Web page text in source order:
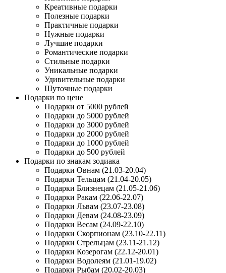
Креативные подарки
Полезные подарки
Практичные подарки
Нужные подарки
Лучшие подарки
Романтические подарки
Стильные подарки
Уникальные подарки
Удивительные подарки
Шуточные подарки
Подарки по цене
Подарки от 5000 рублей
Подарки до 5000 рублей
Подарки до 3000 рублей
Подарки до 2000 рублей
Подарки до 1000 рублей
Подарки до 500 рублей
Подарки по знакам зодиака
Подарки Овнам (21.03-20.04)
Подарки Тельцам (21.04-20.05)
Подарки Близнецам (21.05-21.06)
Подарки Ракам (22.06-22.07)
Подарки Львам (23.07-23.08)
Подарки Девам (24.08-23.09)
Подарки Весам (24.09-22.10)
Подарки Скорпионам (23.10-22.11)
Подарки Стрельцам (23.11-21.12)
Подарки Козерогам (22.12-20.01)
Подарки Водолеям (21.01-19.02)
Подарки Рыбам (20.02-20.03)